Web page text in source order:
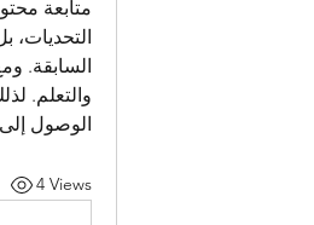
الوصول
4 Views